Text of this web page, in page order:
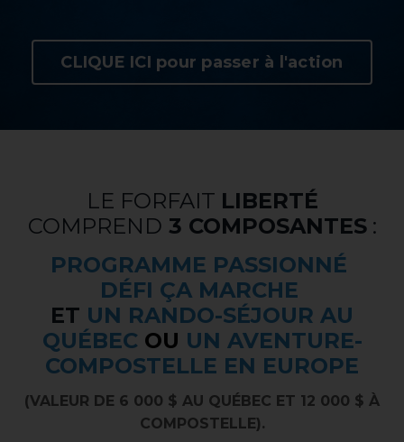
CLIQUE ICI pour passer à l'action
LE FORFAIT LIBERTÉ
COMPREND 3 COMPOSANTES:
PROGRAMME PASSIONNÉ
DÉFI ÇA MARCHE
ET UN RANDO-SÉJOUR AU
QUÉBEC OU UN AVENTURE-
COMPOSTELLE EN EUROPE
(VALEUR DE 6 000 $ AU QUÉBEC ET 12 000 $ À
COMPOSTELLE).